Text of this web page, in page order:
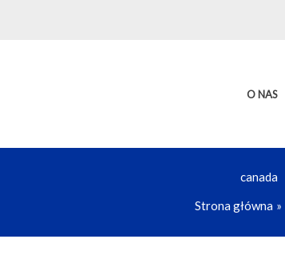
O NAS
canada
Strona główna